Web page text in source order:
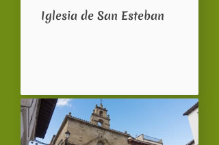
Iglesia de San Esteban